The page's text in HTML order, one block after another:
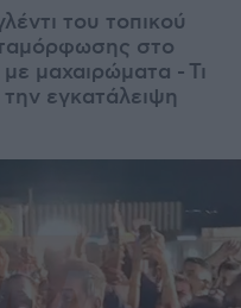
του τοπικού
στο
μαχαιρώματα - Τι
εγκατάλειψη